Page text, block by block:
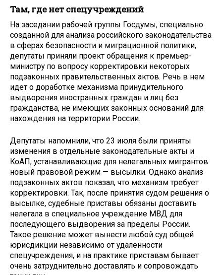
Там, где нет спецучреждений
На заседании рабочей группы Госдумы, специально
созданной для анализа российского законодательства
в сферах безопасности и миграционной политики,
депутаты приняли проект обращения к премьер-
министру по вопросу корректировки некоторых
подзаконных правительственных актов. Речь в нем
идет о доработке механизма принудительного
выдворения иностранных граждан и лиц без
гражданства, не имеющих законных оснований для
нахождения на территории России.
Депутаты напомнили, что 23 июля были приняты
изменения в отдельные законодательные акты и
КоАП, устанавливающие для нелегальных мигрантов
новый правовой режим — высылки. Однако анализ
подзаконных актов показал, что механизм требует
корректировки. Так, после принятия судом решения о
высылке, судебные приставы обязаны доставить
нелегала в специальное учреждение МВД для
последующего выдворения за пределы России.
Такое решение может вынести любой суд общей
юрисдикции независимо от удаленности
спецучреждения, и на практике приставам бывает
очень затруднительно доставлять и сопровождать